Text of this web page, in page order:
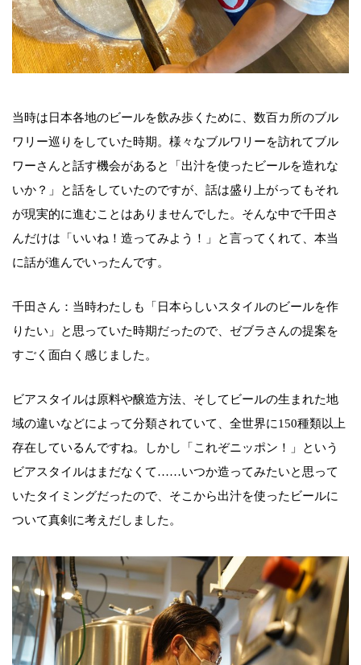
当時は日本各地のビールを飲み歩くために、数百カ所のブル
ワリー巡りをしていた時期。様々なブルワリーを訪れてブル
ワーさんと話す機会があると「出汁を使ったビールを造れな
いか？」と話をしていたのですが、話は盛り上がってもそれ
が現実的に進むことはありませんでした。そんな中で千田さ
んだけは「いいね！造ってみよう！」と言ってくれて、本当
に話が進んでいったんです。
千田さん：当時わたしも「日本らしいスタイルのビールを作
りたい」と思っていた時期だったので、ゼブラさんの提案を
すごく面白く感じました。
ビアスタイルは原料や醸造方法、そしてビールの生まれた地
域の違いなどによって分類されていて、全世界に150種類以上
存在しているんですね。しかし「これぞニッポン！」という
ビアスタイルはまだなくて……いつか造ってみたいと思って
いたタイミングだったので、そこから出汁を使ったビールに
ついて真剣に考えだしました。